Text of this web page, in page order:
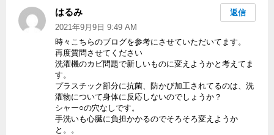
はるみ
り:
2021年9月9日 9:49 AM
時々こちらのブログを参考にさせていただいてます。
再度質問させてください
洗濯機のカビ問題で新しいものに変えようかと考えてま
す。
プラスチック部分に抗菌、防かび加工されてるのは、洗
濯物について身体に反応しないのでしょうか？
シャー○の穴なしです。
手洗いも心臓に負担かかるのでそろそろ変えようか
と。。
返信